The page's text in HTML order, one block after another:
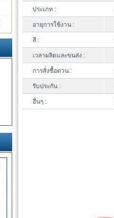
ประเภท :
อายุการใช้งาน :
สี :
เวลาผลิตและขนส่ง :
การสั่งซื้อด่วน :
รับประกัน :
อื่นๆ :